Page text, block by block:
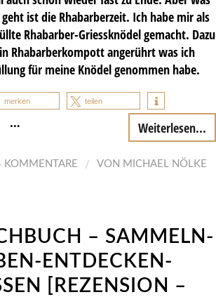
ist die Rhabarberzeit. Ich habe mir als
Rhabarber-Griessknödel gemacht. Dazu
Rhabarberkompott angerührt was ich
für meine Knödel genommen habe.
merken teilen
… Weiterlesen...
KOMMENTARE / VON MICHAEL NÖLKE
– SAMMELN-
ENTDECKEN-
[REZENSION – P